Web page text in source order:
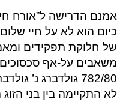
אמנם הדרישה ל”אורח
כיום הוא לא על חיי
של חלוקת תפקידים
משאבים על-אף סכסוכים
782/80 גולדברג
לא התקיימה בין בני הזוג